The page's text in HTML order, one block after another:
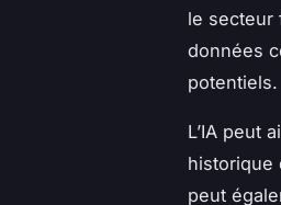
le secteur
données
potentiels.
L’IA peut
historique
peut